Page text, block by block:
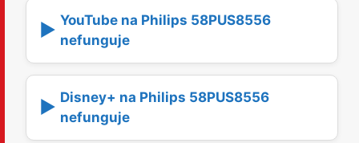
▶️ YouTube na Philips 58PUS8556
nefunguje
▶️ Disney+ na Philips 58PUS8556
nefunguje